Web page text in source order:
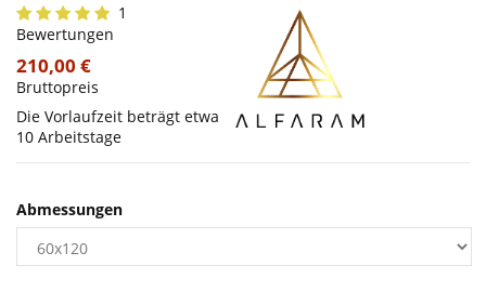
1
Bewertungen
210,00 €
Bruttopreis
Die Vorlaufzeit beträgt etwa
10 Arbeitstage
Abmessungen